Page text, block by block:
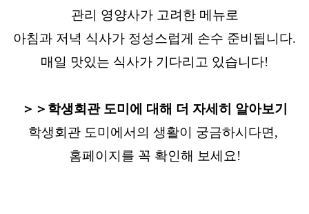
관리 영양사가 고려한 메뉴로
아침과 저녁 식사가 정성스럽게 손수 준비됩니다.
매일 맛있는 식사가 기다리고 있습니다!
＞＞학생회관 도미에 대해 더 자세히 알아보기
학생회관 도미에서의 생활이 궁금하시다면,
홈페이지를 꼭 확인해 보세요!